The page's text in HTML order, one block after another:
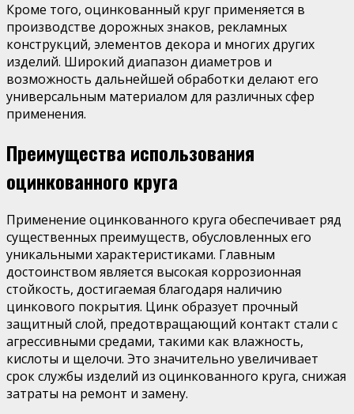
Кроме того, оцинкованный круг применяется в
производстве дорожных знаков, рекламных
конструкций, элементов декора и многих других
изделий. Широкий диапазон диаметров и
возможность дальнейшей обработки делают его
универсальным материалом для различных сфер
применения.
Преимущества использования
оцинкованного круга
Применение оцинкованного круга обеспечивает ряд
существенных преимуществ, обусловленных его
уникальными характеристиками. Главным
достоинством является высокая коррозионная
стойкость, достигаемая благодаря наличию
цинкового покрытия. Цинк образует прочный
защитный слой, предотвращающий контакт стали с
агрессивными средами, такими как влажность,
кислоты и щелочи. Это значительно увеличивает
срок службы изделий из оцинкованного круга, снижая
затраты на ремонт и замену.